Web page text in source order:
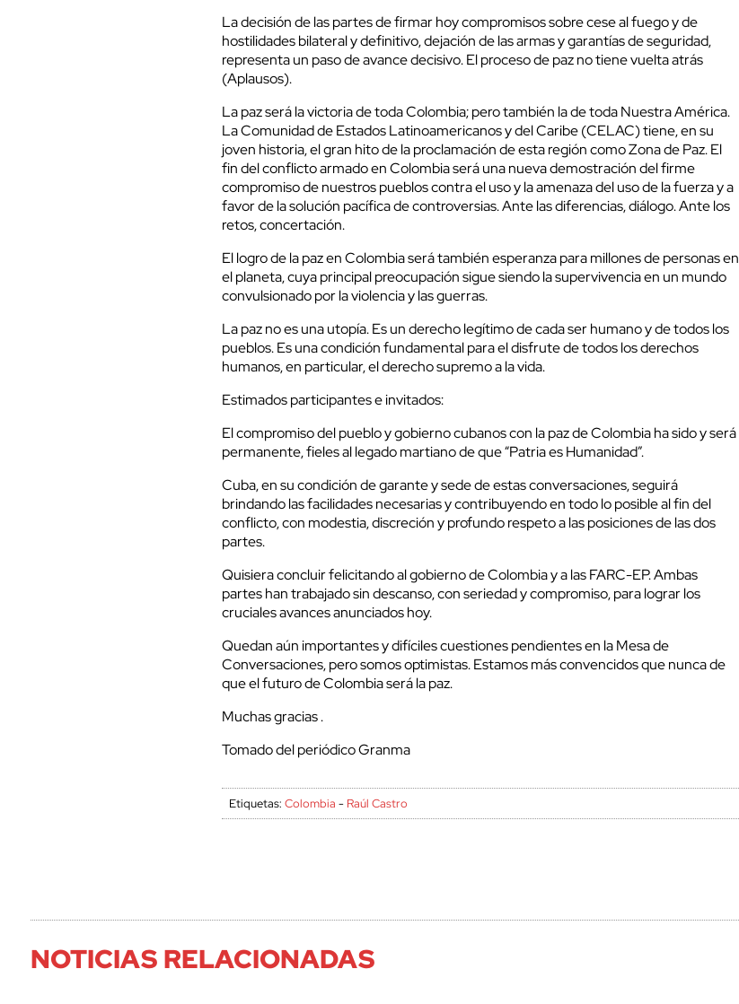
La decisión de las partes de firmar hoy compromisos sobre cese al fuego y de
hostilidades bilateral y definitivo, dejación de las armas y garantías de seguridad,
representa un paso de avance decisivo. El proceso de paz no tiene vuelta atrás
(Aplausos).
La paz será la victoria de toda Colombia; pero también la de toda Nuestra América.
La Comunidad de Estados Latinoamericanos y del Caribe (CELAC) tiene, en su
joven historia, el gran hito de la proclamación de esta región como Zona de Paz. El
fin del conflicto armado en Colombia será una nueva demostración del firme
compromiso de nuestros pueblos contra el uso y la amenaza del uso de la fuerza y a
favor de la solución pacífica de controversias. Ante las diferencias, diálogo. Ante los
retos, concertación.
El logro de la paz en Colombia será también esperanza para millones de personas en
el planeta, cuya principal preocupación sigue siendo la supervivencia en un mundo
convulsionado por la violencia y las guerras.
La paz no es una utopía. Es un derecho legítimo de cada ser humano y de todos los
pueblos. Es una condición fundamental para el disfrute de todos los derechos
humanos, en particular, el derecho supremo a la vida.
Estimados participantes e invitados:
El compromiso del pueblo y gobierno cubanos con la paz de Colombia ha sido y será
permanente, fieles al legado martiano de que “Patria es Humanidad”.
Cuba, en su condición de garante y sede de estas conversaciones, seguirá
brindando las facilidades necesarias y contribuyendo en todo lo posible al fin del
conflicto, con modestia, discreción y profundo respeto a las posiciones de las dos
partes.
Quisiera concluir felicitando al gobierno de Colombia y a las FARC-EP. Ambas
partes han trabajado sin descanso, con seriedad y compromiso, para lograr los
cruciales avances anunciados hoy.
Quedan aún importantes y difíciles cuestiones pendientes en la Mesa de
Conversaciones, pero somos optimistas. Estamos más convencidos que nunca de
que el futuro de Colombia será la paz.
Muchas gracias .
Tomado del periódico Granma
Etiquetas:Colombia - Raúl Castro
NOTICIAS RELACIONADAS